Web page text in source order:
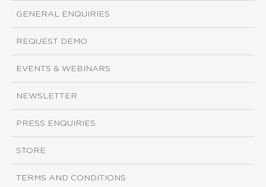
GENERAL ENQUIRIES
REQUEST DEMO
EVENTS & WEBINARS
NEWSLETTER
PRESS ENQUIRIES
STORE
TERMS AND CONDITIONS